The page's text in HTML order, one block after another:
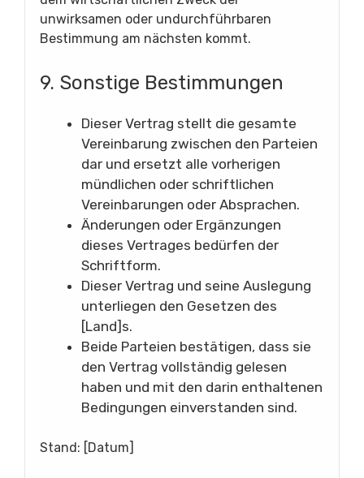
unwirksamen oder undurchführbaren
Bestimmung am nächsten kommt.
9. Sonstige Bestimmungen
Dieser Vertrag stellt die gesamte
Vereinbarung zwischen den Parteien
dar und ersetzt alle vorherigen
mündlichen oder schriftlichen
Vereinbarungen oder Absprachen.
Änderungen oder Ergänzungen
dieses Vertrages bedürfen der
Schriftform.
Dieser Vertrag und seine Auslegung
unterliegen den Gesetzen des
[Land]s.
Beide Parteien bestätigen, dass sie
den Vertrag vollständig gelesen
haben und mit den darin enthaltenen
Bedingungen einverstanden sind.
Stand: [Datum]